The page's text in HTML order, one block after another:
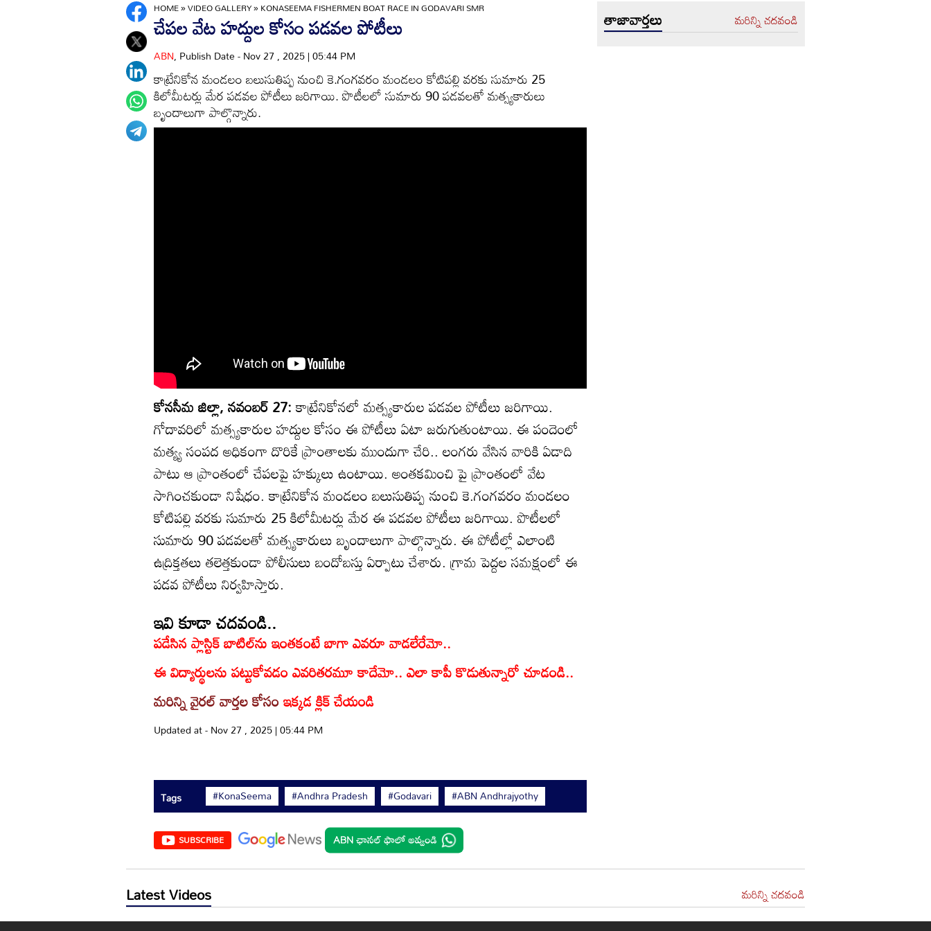
HOME»VIDEO GALLERY»KONASEEMA FISHERMEN BOAT RACE IN GODAVARI SMR
చేపల వేట హద్దుల కోసం పడవల పోటీలు
ABN, Publish Date - Nov 27 , 2025 | 05:44 PM
కాట్రేనికోన మండలం బలుసుతిప్ప నుంచి కె.గంగవరం మండలం కోటిపల్లి వరకు సుమారు 25
కిలోమీటర్లు మేర పడవల పోటీలు జరిగాయి. పొటీలలో సుమారు 90 పడవలతో మత్స్యకారులు
బృందాలుగా పాల్గొన్నారు.
కోనసీమ జిల్లా, నవంబర్ 27:కాట్రేనికోనలో మత్స్యకారుల పడవల పోటీలు జరిగాయి.
గోదావరిలో మత్స్యకారుల హద్దుల కోసం ఈ పోటీలు ఏటా జరుగుతుంటాయి. ఈ పందెంలో
మత్య్య సంపద అధికంగా దొరికే ప్రాంతాలకు ముందుగా చేరి.. లంగరు వేసిన వారికి ఏడాది
పాటు ఆ ప్రాంతంలో చేపలపై హక్కులు ఉంటాయి. అంతకమించి పై ప్రాంతంలో వేట
సాగించకుండా నిషేధం. కాట్రేనికోన మండలం బలుసుతిప్ప నుంచి కె.గంగవరం మండలం
కోటిపల్లి వరకు సుమారు 25 కిలోమీటర్లు మేర ఈ పడవల పోటీలు జరిగాయి. పొటీలలో
సుమారు 90 పడవలతో మత్స్యకారులు బృందాలుగా పాల్గొన్నారు. ఈ పోటీల్లో ఎలాంటి
ఉద్రిక్తతలు తలెత్తకుండా పోలీసులు బందోబస్తు ఏర్పాటు చేశారు. గ్రామ పెద్దల సమక్షంలో ఈ
పడవ పోటీలు నిర్వహిస్తారు.
ఇవి కూడా చదవండి..
పడేసిన ప్లాస్టిక్ బాటిల్‌ను ఇంతకంటే బాగా ఎవరూ వాడలేరేమో..
ఈ విద్యార్థులను పట్టుకోవడం ఎవరితరమూ కాదేమో.. ఎలా కాపీ కొడుతున్నారో చూడండి..
మరిన్ని వైరల్ వార్తల కోసంఇక్కడ క్లిక్ చేయండి
Updated at - Nov 27 , 2025 | 05:44 PM
Tags #KonaSeema #Andhra Pradesh #Godavari #ABN Andhrajyothy
SUBSCRIBE
తాజావార్తలు మరిన్ని చదవండి
Latest Videos మరిన్ని చదవండి